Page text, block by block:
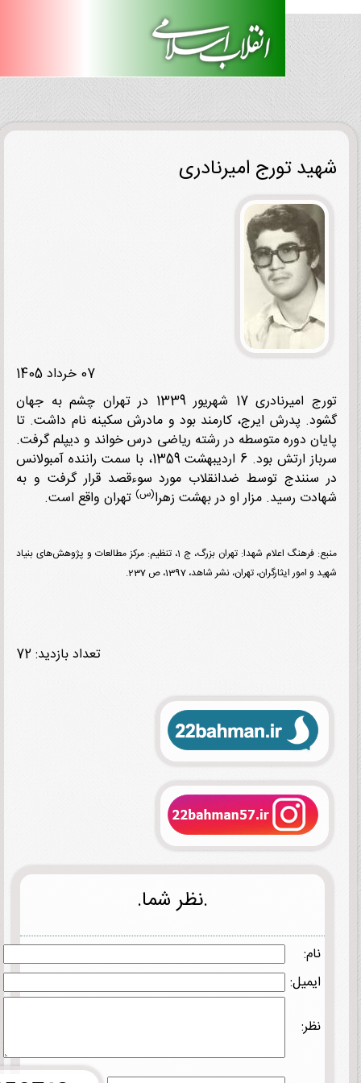
تورج امیرنادری
تورج امیرنادری 17 شهریور 1339 در تهران چشم به جهان
پدرش ایرج، کارمند بود و مادرش سکینه نام داشت. تا
دوره متوسطه در رشته ریاضی درس خواند و دیپلم گرفت.
سرباز ارتش بود. 6 اردیبهشت 1359، با سمت راننده آمبولانس
سنندج توسط ضدانقلاب مورد سوءقصد قرار گرفت و به
رسید. مزار او در بهشت زهرا(س)تهران واقع است.
منبع: فرهنگ اعلام شهدا: تهران بزرگ، ج 1، تنظیم: مرکز مطالعات و پژوهش‌های بنیاد
امور ایثارگران، تهران، نشر شاهد، 1397، ص 237.
تعداد بازدید: 72
.نظر شما.